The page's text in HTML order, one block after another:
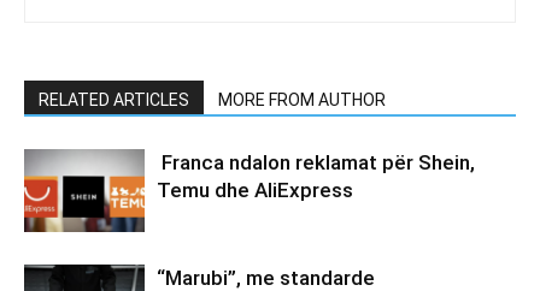
RELATED ARTICLES MORE FROM AUTHOR
Franca ndalon reklamat për Shein,
Temu dhe AliExpress
“Marubi”, me standarde